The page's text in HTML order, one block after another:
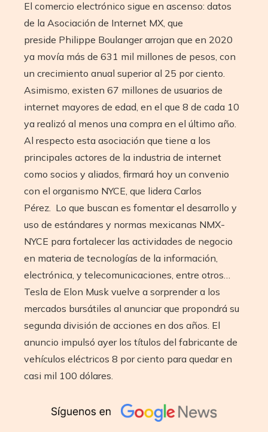
El comercio electrónico sigue en ascenso: datos
de la Asociación de Internet MX, que
preside Philippe Boulanger arrojan que en 2020
ya movía más de 631 mil millones de pesos, con
un crecimiento anual superior al 25 por ciento.
Asimismo, existen 67 millones de usuarios de
internet mayores de edad, en el que 8 de cada 10
ya realizó al menos una compra en el último año.
Al respecto esta asociación que tiene a los
principales actores de la industria de internet
como socios y aliados, firmará hoy un convenio
con el organismo NYCE, que lidera Carlos
Pérez. Lo que buscan es fomentar el desarrollo y
uso de estándares y normas mexicanas NMX-
NYCE para fortalecer las actividades de negocio
en materia de tecnologías de la información,
electrónica, y telecomunicaciones, entre otros…
Tesla de Elon Musk vuelve a sorprender a los
mercados bursátiles al anunciar que propondrá su
segunda división de acciones en dos años. El
anuncio impulsó ayer los títulos del fabricante de
vehículos eléctricos 8 por ciento para quedar en
casi mil 100 dólares.